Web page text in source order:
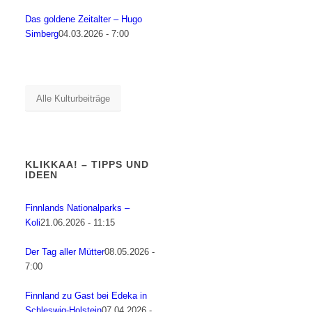
Das goldene Zeitalter – Hugo
Simberg04.03.2026 - 7:00
Alle Kulturbeiträge
KLIKKAA! – TIPPS UND
IDEEN
Finnlands Nationalparks –
Koli21.06.2026 - 11:15
Der Tag aller Mütter08.05.2026 -
7:00
Finnland zu Gast bei Edeka in